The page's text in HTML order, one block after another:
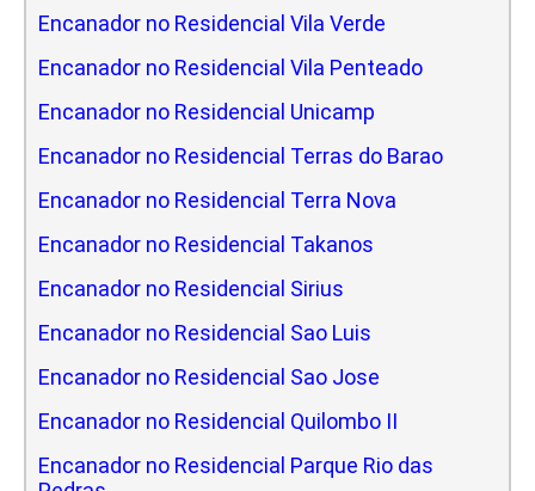
Encanador no Residencial Vila Verde
Encanador no Residencial Vila Penteado
Encanador no Residencial Unicamp
Encanador no Residencial Terras do Barao
Encanador no Residencial Terra Nova
Encanador no Residencial Takanos
Encanador no Residencial Sirius
Encanador no Residencial Sao Luis
Encanador no Residencial Sao Jose
Encanador no Residencial Quilombo II
Encanador no Residencial Parque Rio das